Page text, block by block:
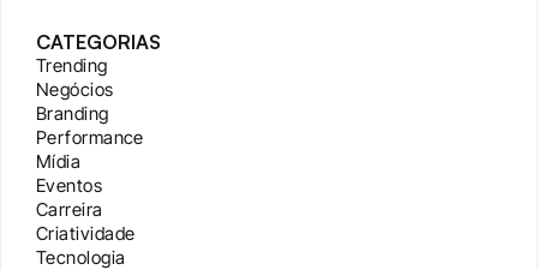
CATEGORIAS
Trending
Negócios
Branding
Performance
Mídia
Eventos
Carreira
Criatividade
Tecnologia